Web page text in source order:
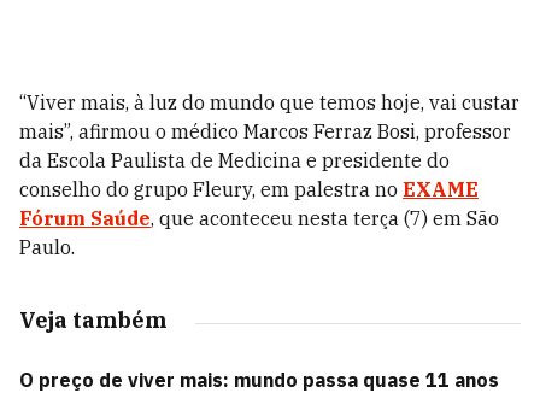
“Viver mais, à luz do mundo que temos hoje, vai custar
mais”, afirmou o médico Marcos Ferraz Bosi, professor
da Escola Paulista de Medicina e presidente do
conselho do grupo Fleury, em palestra no EXAME
Fórum Saúde, que aconteceu nesta terça (7) em São
Paulo.
Veja também
O preço de viver mais: mundo passa quase 11 anos